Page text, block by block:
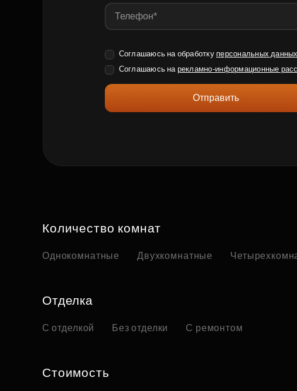
Соглашаюсь на обработку персональных данных
Соглашаюсь на рекламно-информационные
Отправить
Количество комнат
Однокомнатные Двухкомнатные
Отделка
С отделкой Без отделки С ремонтом
Стоимость